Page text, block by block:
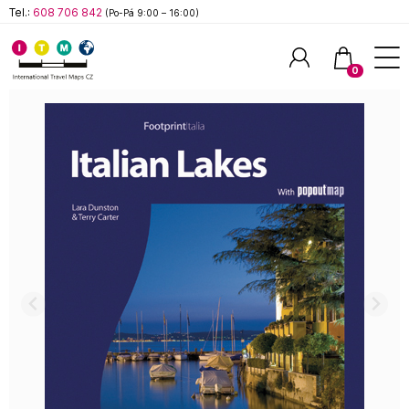
Tel.: 608 706 842 (Po-Pá 9:00 – 16:00)
0